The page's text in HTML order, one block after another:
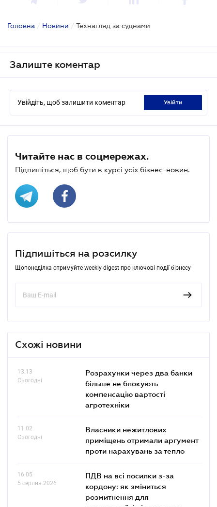
Головна / Новини / Технагляд за суднами
Залиште коментар
Увійдіть, щоб залишити коментар увійти
Читайте нас в соцмережах.
Підпишіться, щоб бути в курсі усіх бізнес-новин.
Підпишіться на розсилку
Щопонеділка отримуйте weekly-digest про ключові події бізнесу
Схожі новини
13.13
Сьогодні
Розрахунки через два банки
більше не блокують
компенсацію вартості
агротехніки
11.02
Сьогодні
Власники нежитлових
приміщень отримали аргумент
проти нарахувань за тепло
16.05
5 серпня 2026
ПДВ на всі посилки з-за
кордону: як зміниться
розмитнення для